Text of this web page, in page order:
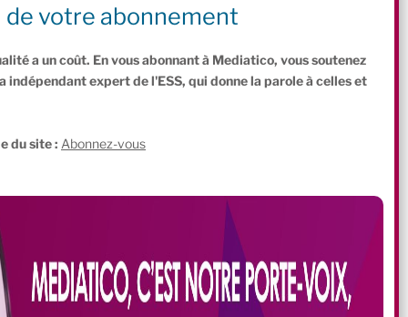
2017 !votre abonnement
a un coût. En vous abonnant à Mediatico, vous soutenez
indépendant expert de l'ESS, qui donne la parole à celles et
du site : Abonnez-vous